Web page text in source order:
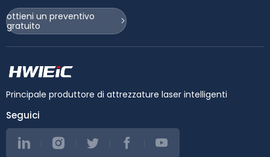
ottieni un preventivo
gratuito
Principale produttore di attrezzature laser intelligenti
Seguici